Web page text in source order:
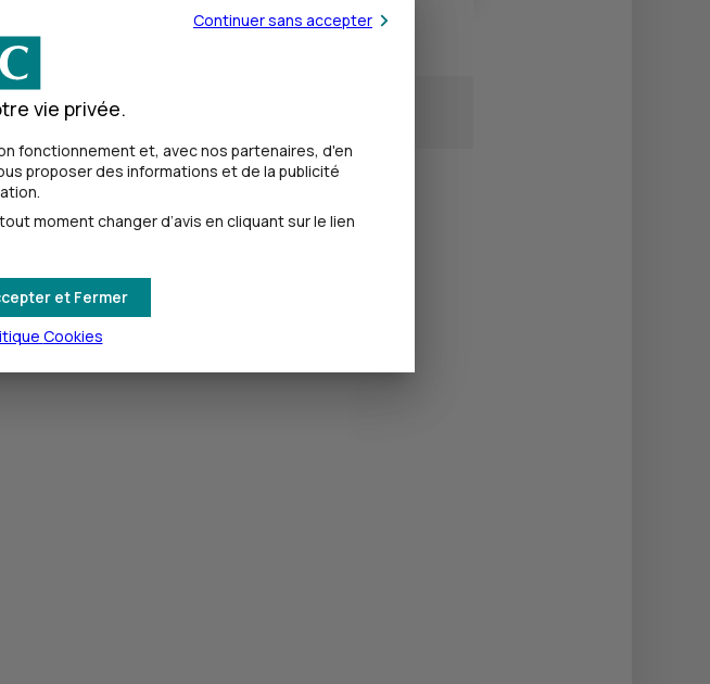
Fermé
Continuer sans accepter
vie privée.
fonctionnement et, avec nos partenaires, d'en
proposer des informations et de la publicité
moment changer d’avis en cliquant sur le lien
et Fermer
Cookies